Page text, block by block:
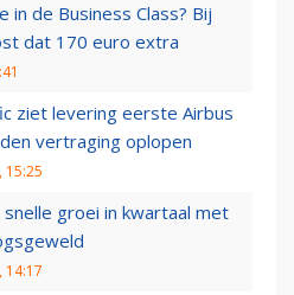
in de Business Class? Bij
dat 170 euro extra
ziet levering eerste Airbus
vertraging oplopen
15:25
groei in kwartaal met
14:17